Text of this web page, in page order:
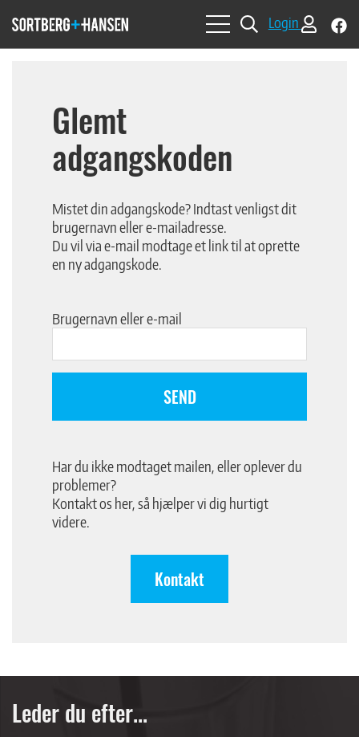
Login
Glemt
adgangskoden
Mistet din adgangskode? Indtast venligst dit
brugernavn eller e-mailadresse.
Du vil via e-mail modtage et link til at oprette
en ny adgangskode.
Brugernavn eller e-mail
SEND
Har du ikke modtaget mailen, eller oplever du
problemer?
Kontakt os her, så hjælper vi dig hurtigt
videre.
Kontakt
Leder du efter...